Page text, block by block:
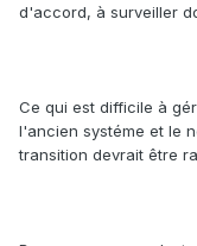
d'accord, à surveiller
Ce qui est difficile à
l'ancien systéme et le
transition devrait être